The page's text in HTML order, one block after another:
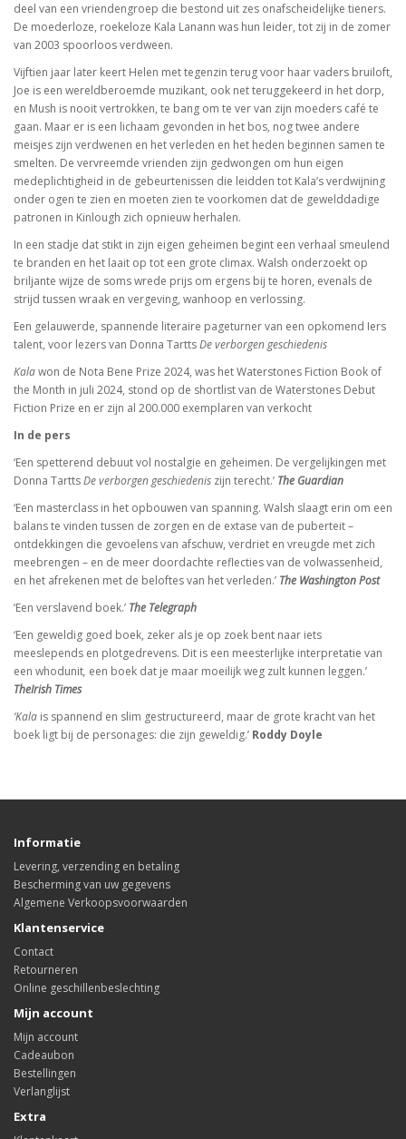
deel van een vriendengroep die bestond uit zes onafscheidelijke tieners.
De moederloze, roekeloze Kala Lanann was hun leider, tot zij in de zomer
van 2003 spoorloos verdween.
Vijftien jaar later keert Helen met tegenzin terug voor haar vaders bruiloft,
Joe is een wereldberoemde muzikant, ook net teruggekeerd in het dorp,
en Mush is nooit vertrokken, te bang om te ver van zijn moeders café te
gaan. Maar er is een lichaam gevonden in het bos, nog twee andere
meisjes zijn verdwenen en het verleden en het heden beginnen samen te
smelten. De vervreemde vrienden zijn gedwongen om hun eigen
medeplichtigheid in de gebeurtenissen die leidden tot Kala’s verdwijning
onder ogen te zien en moeten zien te voorkomen dat de gewelddadige
patronen in Kinlough zich opnieuw herhalen.
In een stadje dat stikt in zijn eigen geheimen begint een verhaal smeulend
te branden en het laait op tot een grote climax. Walsh onderzoekt op
briljante wijze de soms wrede prijs om ergens bij te horen, evenals de
strijd tussen wraak en vergeving, wanhoop en verlossing.
Een gelauwerde, spannende literaire pageturner van een opkomend Iers
talent, voor lezers van Donna TarttsDe verborgen geschiedenis
Kalawon de Nota Bene Prize 2024, was het Waterstones Fiction Book of
the Month in juli 2024, stond op de shortlist van de Waterstones Debut
Fiction Prize en er zijn al 200.000 exemplaren van verkocht
In de pers
‘Een spetterend debuut vol nostalgie en geheimen. De vergelijkingen met
Donna TarttsDe verborgen geschiedenis zijn terecht.’ The Guardian
‘Een masterclass in het opbouwen van spanning. Walsh slaagt erin om een
balans te vinden tussen de zorgen en de extase van de puberteit –
ontdekkingen die gevoelens van afschuw, verdriet en vreugde met zich
meebrengen – en de meer doordachte reflecties van de volwassenheid,
en het afrekenen met de beloftes van het verleden.’ The Washington Post
‘Een verslavend boek.’ The Telegraph
‘Een geweldig goed boek, zeker als je op zoek bent naar iets
meeslepends en plotgedrevens. Dit is een meesterlijke interpretatie van
een whodunit, een boek dat je maar moeilijk weg zult kunnen leggen.’
TheIrish Times
‘Kala is spannend en slim gestructureerd, maar de grote kracht van het
boek ligt bij de personages: die zijn geweldig.’ Roddy Doyle
Informatie
Levering, verzending en betaling
Bescherming van uw gegevens
Algemene Verkoopsvoorwaarden
Klantenservice
Contact
Retourneren
Online geschillenbeslechting
Mijn account
Mijn account
Cadeaubon
Bestellingen
Verlanglijst
Extra